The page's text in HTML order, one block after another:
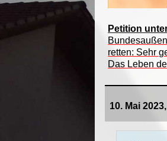
Petition
retten: Sehr
Das Leben
10. Mai